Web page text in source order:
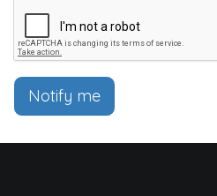
Notify me